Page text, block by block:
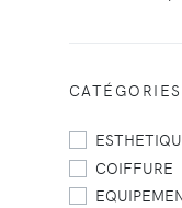
CATÉGORIES
COIFFURE